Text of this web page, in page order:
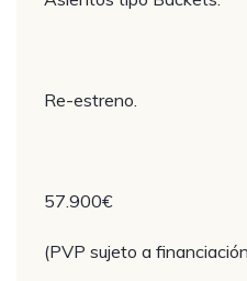
Re-estreno.
57.900€
(PVP sujeto a